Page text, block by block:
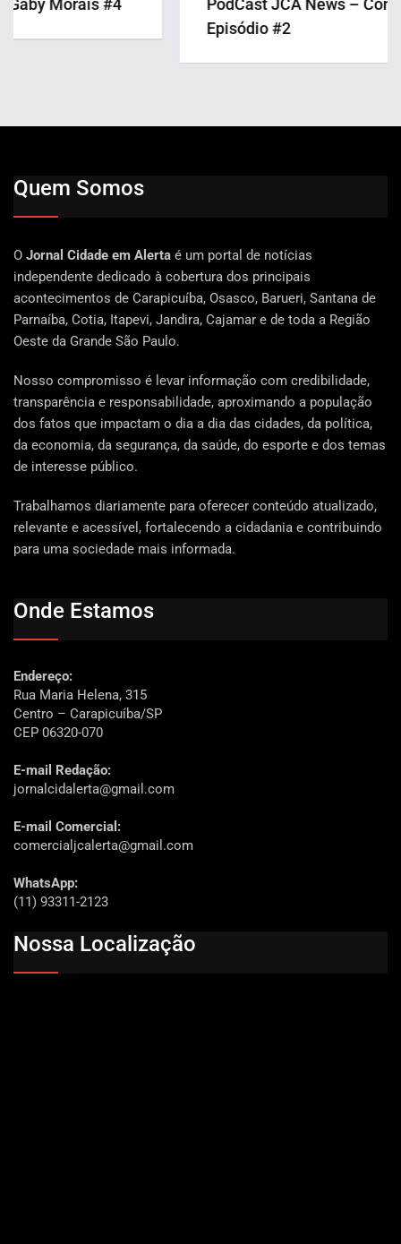
PodCast JCA News – Com Ester Santo –
Quem Somos
O Jornal Cidade em Alerta é um portal de notícias
independente dedicado à cobertura dos principais
acontecimentos de Carapicuíba, Osasco, Barueri, Santana de
Parnaíba, Cotia, Itapevi, Jandira, Cajamar e de toda a Região
Oeste da Grande São Paulo.
Nosso compromisso é levar informação com credibilidade,
transparência e responsabilidade, aproximando a população
dos fatos que impactam o dia a dia das cidades, da política,
da economia, da segurança, da saúde, do esporte e dos temas
de interesse público.
Trabalhamos diariamente para oferecer conteúdo atualizado,
relevante e acessível, fortalecendo a cidadania e contribuindo
para uma sociedade mais informada.
Onde Estamos
Endereço:
Rua Maria Helena, 315
Centro – Carapicuíba/SP
CEP 06320-070
E-mail Redação:
jornalcidalerta@gmail.com
E-mail Comercial:
comercialjcalerta@gmail.com
WhatsApp:
(11) 93311-2123
Nossa Localização